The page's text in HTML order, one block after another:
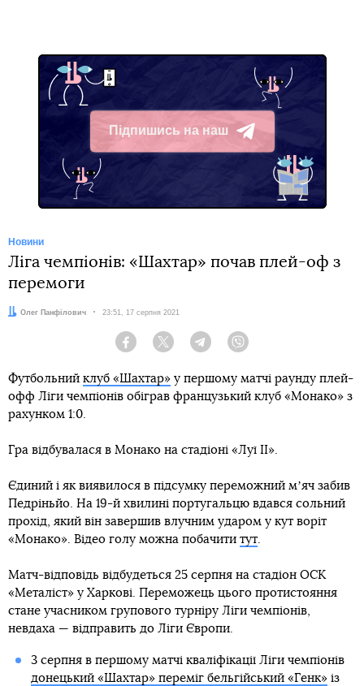
Підпишись на наш
Telegram
Новини
Ліга чемпіонів: «Шахтар» почав плей-оф з
перемоги
Автор:
Олег Панфілович Дата:
23:51, 17 серпня 2021
Facebook Twitter Telegram
Футбольний клуб «Шахтар» у першому матчі раунду плей-
офф Ліги чемпіонів обіграв французький клуб «Монако» з
рахунком 1:0.
Гра відбувалася в Монако на стадіоні «Луї ІІ».
Єдиний і як виявилося в підсумку переможний мʼяч забив
Педріньйо. На 19-й хвилині португальцю вдався сольний
прохід, який він завершив влучним ударом у кут воріт
«Монако». Відео голу можна побачити тут
Матч-відповідь відбудеться 25 серпня на стадіон ОСК
«Металіст» у Харкові. Переможець цього протистояння
стане учасником групового турніру Ліги чемпіонів,
невдаха — відправить до Ліги Європи.
3 серпня в першому матчі кваліфікації Ліги чемпіонів
донецький «Шахтар» переміг бельгійський «Генк»із